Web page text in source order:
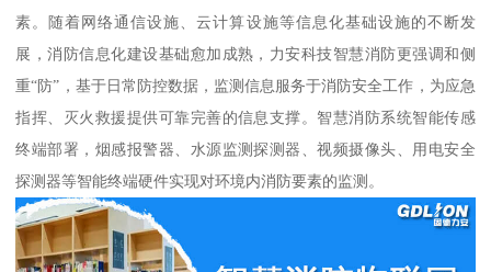
素。随着网络通信设施、云计算设施等信息化基础设施的不断发
展，消防信息化建设基础愈加成熟，力安科技智慧消防更强调和侧
重“防”，基于日常防控数据，监测信息服务于消防安全工作，为应急
指挥、灭火救援提供可靠完善的信息支撑。智慧消防系统智能传感
终端部署，烟感报警器、水源监测探测器、视频摄像头、用电安全
探测器等智能终端硬件实现对环境内消防要素的监测。